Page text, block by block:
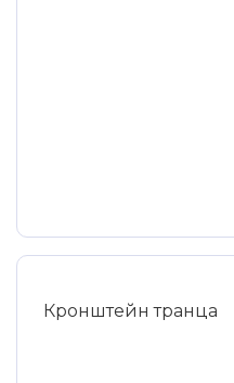
Кронштейн транца